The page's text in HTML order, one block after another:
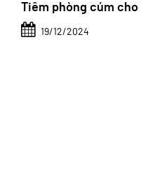
Tiêm phòng cúm
19/12/2024